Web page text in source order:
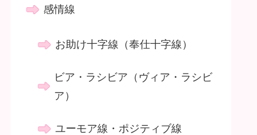
感情線
お助け十字線（奉仕十字線）
ビア・ラシビア（ヴィア・ラシビ
ア）
ユーモア線・ポジティブ線